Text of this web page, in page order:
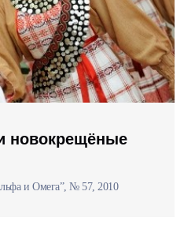
новокрещёные
и Омега”, № 57, 2010